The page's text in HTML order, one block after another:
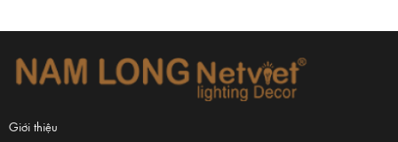
Giới thiệu